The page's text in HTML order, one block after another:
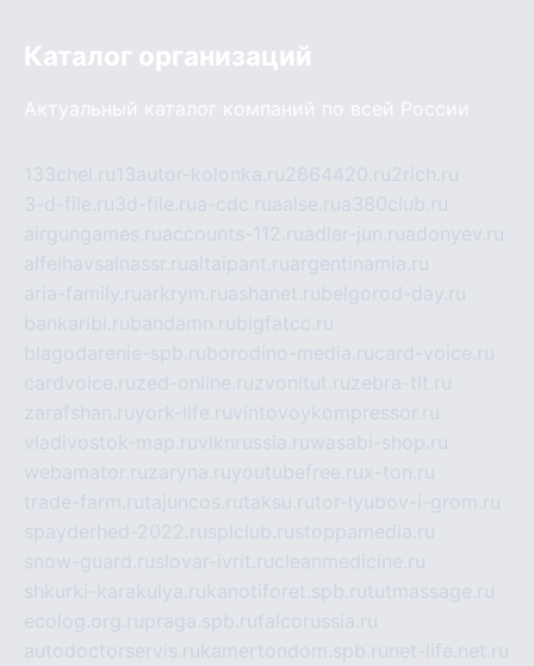
Каталог организаций
Актуальный каталог компаний по всей России
133chel.ru13autor-kolonka.ru2864420.ru2rich.ru
3-d-file.ru3d-file.rua-cdc.ruaalse.rua380club.ru
airgungames.ruaccounts-112.ruadler-jun.ruadonyev.ru
alfeihavsalnassr.rualtaipant.ruargentinamia.ru
aria-family.ruarkrym.ruashanet.rubelgorod-day.ru
bankaribi.rubandamn.rubigfatcc.ru
blagodarenie-spb.ruborodino-media.rucard-voice.ru
cardvoice.ruzed-online.ruzvonitut.ruzebra-tlt.ru
zarafshan.ruyork-life.ruvintovoykompressor.ru
vladivostok-map.ruvlknrussia.ruwasabi-shop.ru
webamator.ruzaryna.ruyoutubefree.rux-ton.ru
trade-farm.rutajuncos.rutaksu.rutor-lyubov-i-grom.ru
spayderhed-2022.rusplclub.rustoppamedia.ru
snow-guard.ruslovar-ivrit.rucleanmedicine.ru
shkurki-karakulya.rukanotiforet.spb.rututmassage.ru
ecolog.org.rupraga.spb.rufalcorussia.ru
autodoctorservis.rukamertondom.spb.ru net-life.net.ru